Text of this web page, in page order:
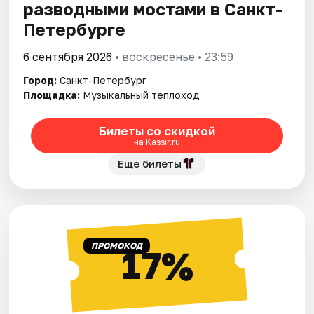
разводными мостами в Санкт-
Петербурге
6 сентября 2026 • воскресенье • 23:59
Город: Санкт-Петербург
Площадка: Музыкальный теплоход
Билеты со скидкой
на Kassir.ru
Еще билеты
ПРОМОКОД17%